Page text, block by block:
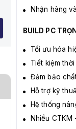
Nhận hàng
BUILD PC
Tối ưu hóa
Tiết kiệm thời
Đảm bảo
Hỗ trợ kỹ
Hệ thống
Nhiều CTKM